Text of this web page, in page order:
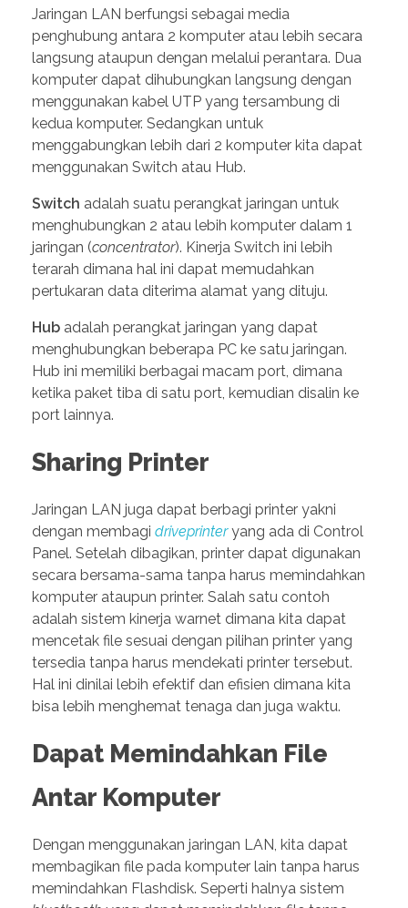
Jaringan LAN berfungsi sebagai media
penghubung antara 2 komputer atau lebih secara
langsung ataupun dengan melalui perantara. Dua
komputer dapat dihubungkan langsung dengan
menggunakan kabel UTP yang tersambung di
kedua komputer. Sedangkan untuk
menggabungkan lebih dari 2 komputer kita dapat
menggunakan Switch atau Hub.
Switch adalah suatu perangkat jaringan untuk
menghubungkan 2 atau lebih komputer dalam 1
jaringan (concentrator). Kinerja Switch ini lebih
terarah dimana hal ini dapat memudahkan
pertukaran data diterima alamat yang dituju.
Hub adalah perangkat jaringan yang dapat
menghubungkan beberapa PC ke satu jaringan.
Hub ini memiliki berbagai macam port, dimana
ketika paket tiba di satu port, kemudian disalin ke
port lainnya.
Sharing Printer
Jaringan LAN juga dapat berbagi printer yakni
dengan membagi driveprinteryang ada di Control
Panel. Setelah dibagikan, printer dapat digunakan
secara bersama-sama tanpa harus memindahkan
komputer ataupun printer. Salah satu contoh
adalah sistem kinerja warnet dimana kita dapat
mencetak file sesuai dengan pilihan printer yang
tersedia tanpa harus mendekati printer tersebut.
Hal ini dinilai lebih efektif dan efisien dimana kita
bisa lebih menghemat tenaga dan juga waktu.
Dapat Memindahkan File
Antar Komputer
Dengan menggunakan jaringan LAN, kita dapat
membagikan file pada komputer lain tanpa harus
memindahkan Flashdisk. Seperti halnya sistem